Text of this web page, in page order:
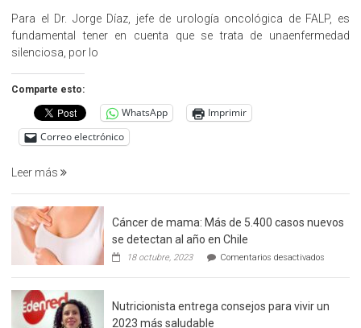
Cargo»,
promueve
Para el Dr. Jorge Díaz, jefe de urología oncológica de FALP, es
fundamental tener en cuenta que se trata de unaenfermedad
silenciosa, por lo
Comparte esto:
WhatsApp
Imprimir
Correo electrónico
Leer más
Cáncer de mama: Más de 5.400 casos nuevos
se detectan al año en Chile
18 octubre, 2023 Comentarios desactivados
de
Más
Nutricionista entrega consejos para vivir un
2023 más saludable